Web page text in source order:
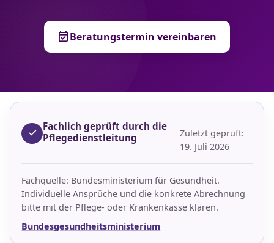
event_availableBeratungstermin vereinbaren
Fachlich geprüft durch die
Pflegedienstleitung
Zuletzt geprüft:
19. Juli 2026
Fachquelle: Bundesministerium für Gesundheit.
Individuelle Ansprüche und die konkrete Abrechnung
bitte mit der Pflege- oder Krankenkasse klären.
Bundesgesundheitsministerium